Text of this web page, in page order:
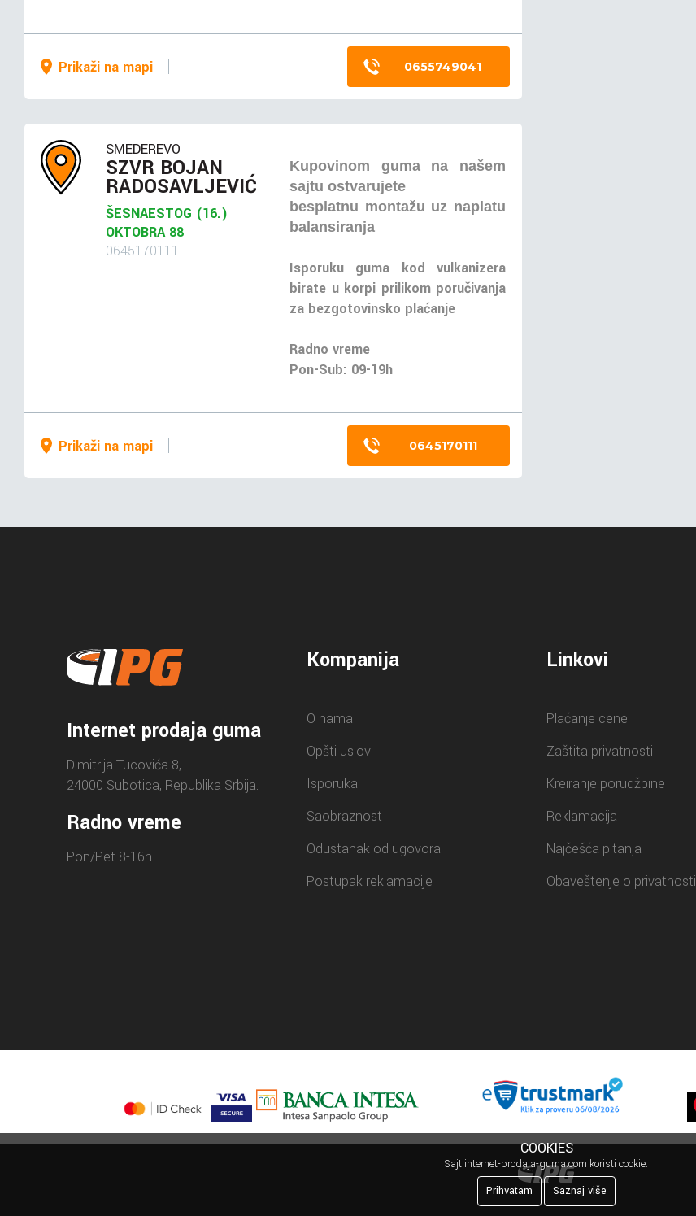
Prikaži na mapi 0655749041
SMEDEREVO
SZVR BOJAN
RADOSAVLJEVIĆ
ŠESNAESTOG (16.)
OKTOBRA 88
0645170111
Kupovinom guma na našem
sajtu ostvarujete
besplatnu montažu uz naplatu
balansiranja
Isporuku guma kod vulkanizera
birate u korpi prilikom poručivanja
za bezgotovinsko plaćanje
Radno vreme
Pon-Sub: 09-19h
Prikaži na mapi 0645170111
Internet prodaja guma
Dimitrija Tucovića 8,
24000 Subotica, Republika Srbija.
Radno vreme
Pon/Pet 8-16h
Kompanija
O nama
Opšti uslovi
Isporuka
Saobraznost
Odustanak od ugovora
Postupak reklamacije
Linkovi
Plaćanje cene
Zaštita privatnosti
Kreiranje porudžbine
Reklamacija
Najčešća pitanja
Obaveštenje o privatnosti
COOKIES
Sajt internet-prodaja-guma.com koristi cookie.
Prihvatam
Saznaj više